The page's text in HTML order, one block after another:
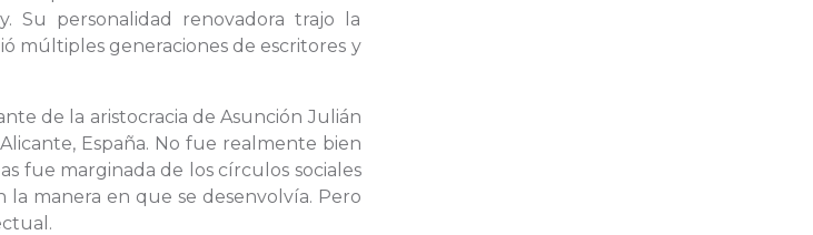
Su personalidad renovadora trajo la
múltiples generaciones de escritores y
de la aristocracia de Asunción Julián
España. No fue realmente bien
fue marginada de los círculos sociales
la manera en que se desenvolvía. Pero